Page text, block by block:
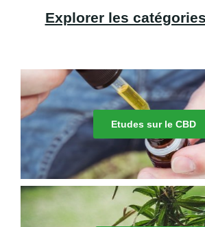
Explorer les
Etudes sur le CBD